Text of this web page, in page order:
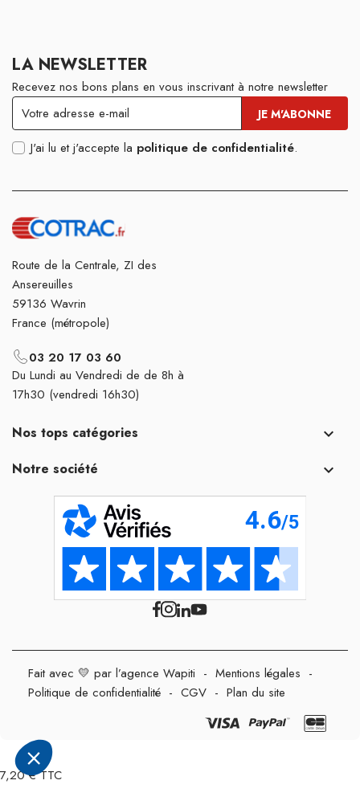
LA NEWSLETTER
Recevez nos bons plans en vous inscrivant à notre newsletter
J'ai lu et j'accepte la politique de confidentialité.
Route de la Centrale, ZI des
Ansereuilles
59136 Wavrin
France (métropole)
03 20 17 03 60
Du Lundi au Vendredi de de 8h à
17h30 (vendredi 16h30)
Nos tops catégories 
Notre société 
Fait avec 💛 par l’agence Wapiti - Mentions légales -
Politique de confidentialité - CGV - Plan du site
7,20 € TTC